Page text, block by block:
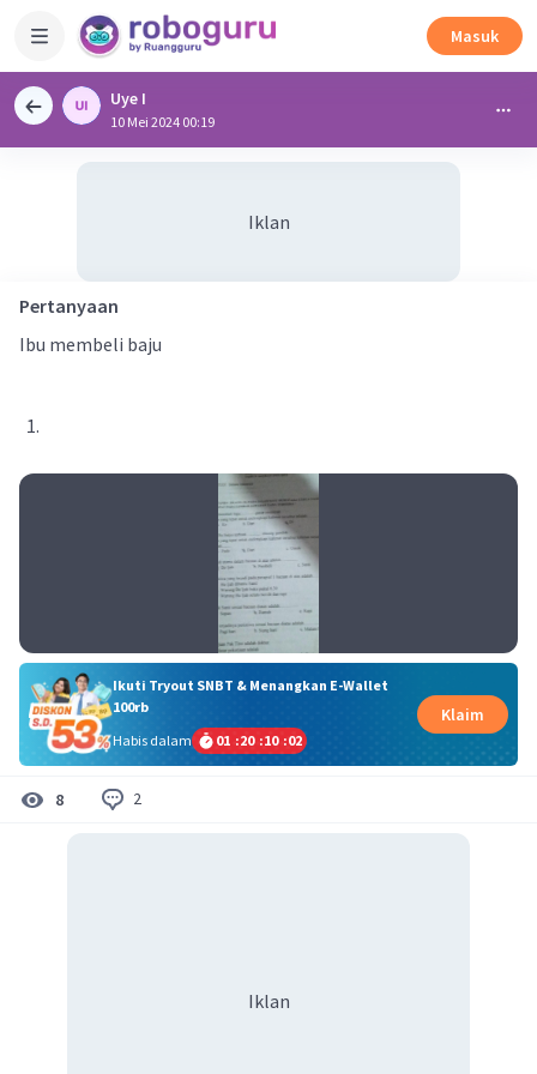
Masuk
Uye I
10 Mei 2024 00:19
Iklan
Pertanyaan
Ibu membeli baju
Ikuti Tryout SNBT & Menangkan E-Wallet
100rb
Habis dalam
01 :20 :10 :02
Klaim
8 2
Iklan